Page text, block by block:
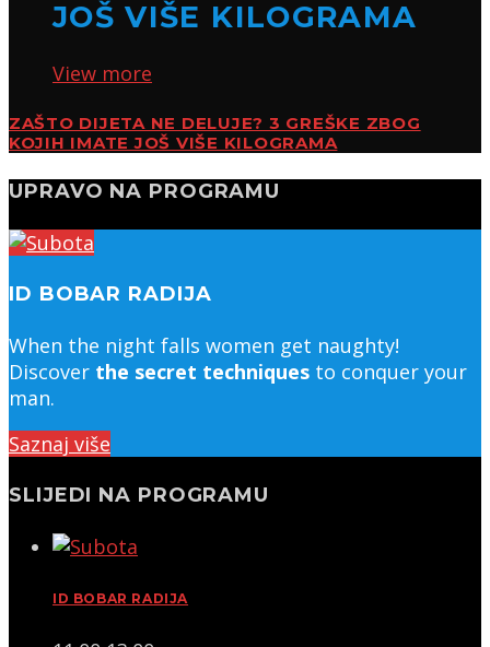
JOŠ VIŠE KILOGRAMA
View more
ZAŠTO DIJETA NE DELUJE? 3 GREŠKE ZBOG
KOJIH IMATE JOŠ VIŠE KILOGRAMA
UPRAVO NA PROGRAMU
ID BOBAR RADIJA
When the night falls women get naughty!
Discover the secret techniques to conquer your
man.
Saznaj više
SLIJEDI NA PROGRAMU
ID BOBAR RADIJA